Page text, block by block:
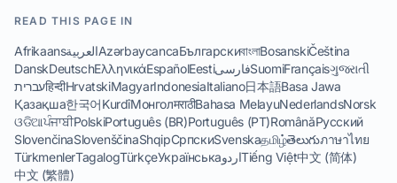
READ THIS PAGE IN
AfrikaansالعربيةAzərbaycancaБългарскиবাংলাBosanskiČeština
DanskDeutschΕλληνικάEspañolEestiفارسیSuomiFrançaisગુજરાતી
עבריתहिन्दीHrvatskiMagyarIndonesiaItaliano日本語Basa Jawa
Қазақша한국어KurdîМонголमराठीBahasa MelayuNederlandsNorsk
ଓଡିଆਪੰਜਾਬੀPolskiPortuguês (BR)Português (PT)RomânăРусский
SlovenčinaSlovenščinaShqipСрпскиSvenskaதமிழ்తెలుగుภาษาไทย
TürkmenlerTagalogTürkçeУкраїнськаاردوTiếng Việt中文 (简体)
中文 (繁體)